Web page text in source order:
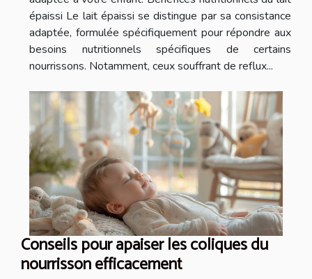
épaissi Le lait épaissi se distingue par sa consistance
adaptée, formulée spécifiquement pour répondre aux
besoins nutritionnels spécifiques de certains
nourrissons. Notamment, ceux souffrant de reflux...
Conseils pour apaiser les coliques du
nourrisson efficacement